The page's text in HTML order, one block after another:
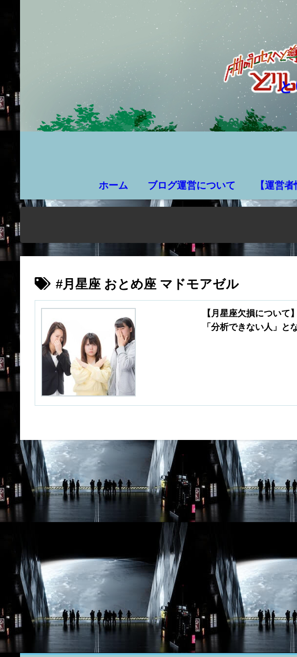
と
ホーム ブログ運営について 【運営者
#月星座 おとめ座 マドモアゼル
【月星座欠損について
「分析できない人」と